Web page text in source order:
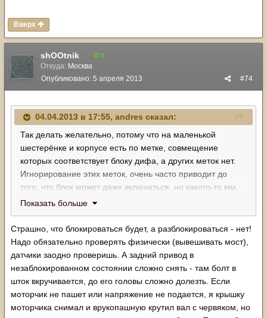
Вверх
shOOtnik 8
Откуда: Москва
#74
Опубликовано: 5 апреля 2013
04.04.2013 в 17:55, andres сказал:
Так делать желательно, потому что на маленькой
шестерёнке и корпусе есть по метке, совмещение
которых соответствует блоку дифа, а других меток нет.
Игнорирование этих меток, очень часто приводит до
того, что блок может даже включаться, но какого-то мм.
может не хватить для дожима концевика в редукторе
моста и лампа на панели будет моргать, а не гореть
постоянно.
Показать больше
Страшно, что блокироваться будет, а разблокироваться - нет!
Надо обязательно проверять физически (вывешивать мост),
датчики заодно проверишь. А задний привод в
незаблокированном состоянии сложно снять - там болт в
шток вкручивается, до его головы сложно долезть. Если
моторчик не пашет или напряжение не подается, я крышку
моторчика снимал и врукопашную крутил вал с червяком, но